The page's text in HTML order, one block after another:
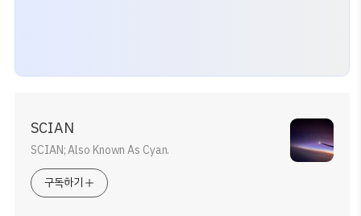
SCIAN
SCIAN; Also Known As Cyan.
구독하기